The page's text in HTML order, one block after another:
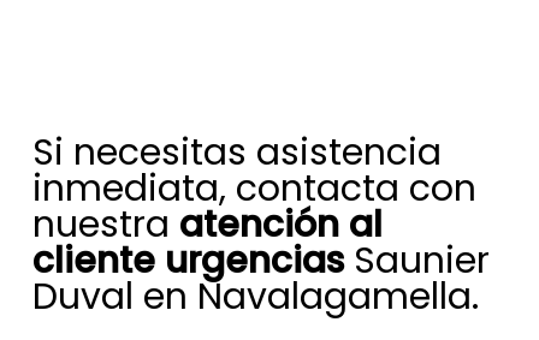
Si necesitas asistencia
inmediata, contacta con
nuestra atención al
cliente urgenciasSaunier
Duval en Navalagamella.